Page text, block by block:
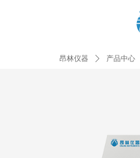
昂林仪器 ꄲ 产品中心